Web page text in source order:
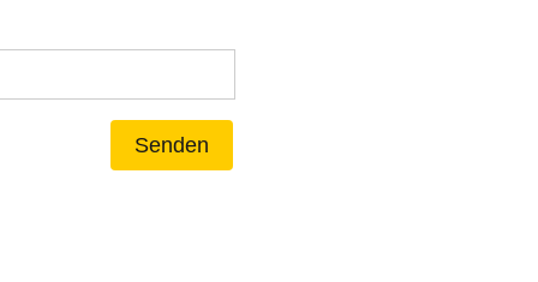
Senden